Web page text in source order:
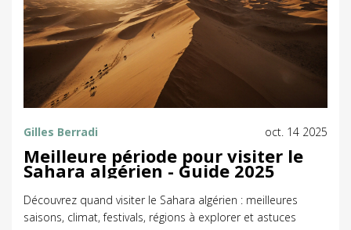
Gilles Berradi oct. 14 2025
Meilleure période pour visiter le
Sahara algérien - Guide 2025
Découvrez quand visiter le Sahara algérien : meilleures
saisons, climat, festivals, régions à explorer et astuces